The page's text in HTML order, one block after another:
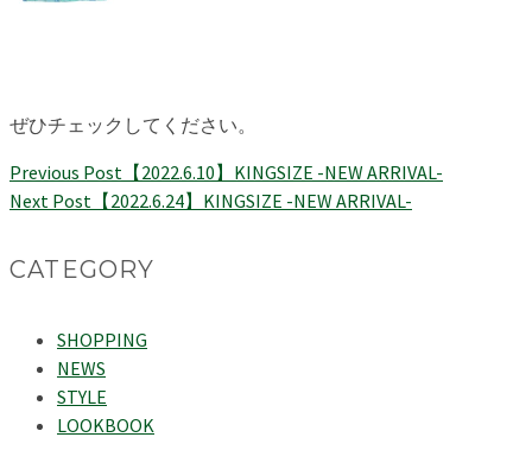
ぜひチェックしてください。
Previous Post 【2022.6.10】KINGSIZE -NEW ARRIVAL-
Next Post 【2022.6.24】KINGSIZE -NEW ARRIVAL-
CATEGORY
SHOPPING
NEWS
STYLE
LOOKBOOK